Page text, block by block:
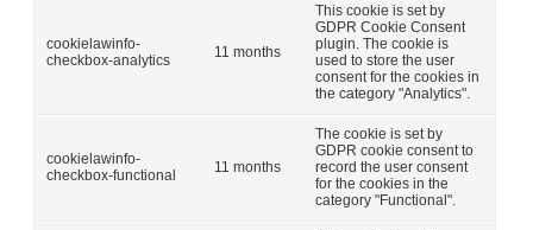
cookielawinfo-
checkbox-analytics
11 months
This cookie is set by
GDPR Cookie Consent
plugin. The cookie is
used to store the user
consent for the cookies in
the category "Analytics".
cookielawinfo-
checkbox-functional
11 months
The cookie is set by
GDPR cookie consent to
record the user consent
for the cookies in the
category "Functional".